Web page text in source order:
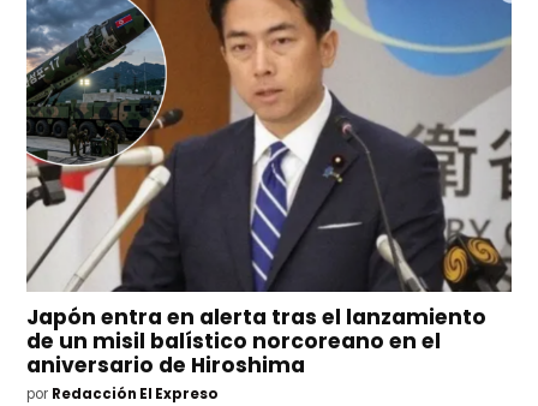
Japón entra en alerta tras el lanzamiento
de un misil balístico norcoreano en el
aniversario de Hiroshima
por Redacción El Expreso